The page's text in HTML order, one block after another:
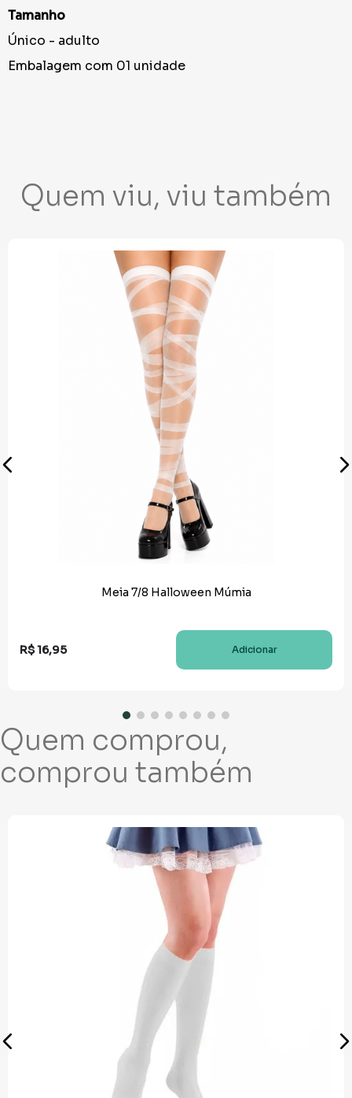
Tamanho
Único - adulto
Embalagem com 01 unidade
Quem viu, viu também
Meia 7/8 Halloween Múmia
R$16,95 Adicionar
Quem comprou,
comprou também